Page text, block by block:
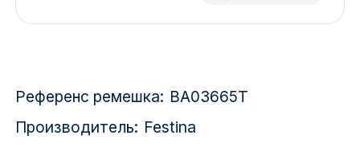
1 Мая
2717 км
2-я Смирновка
Референс ремешка: BA03665T
Производитель: Festina